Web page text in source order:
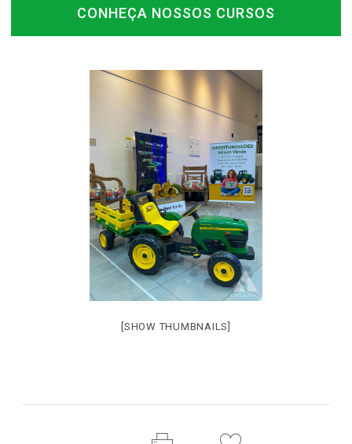
CONHEÇA NOSSOS CURSOS
[SHOW THUMBNAILS]